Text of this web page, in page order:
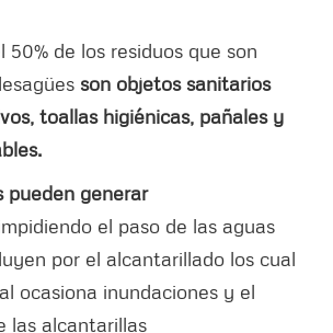
50% de los residuos que son
son objetos sanitarios
toallas higiénicas, pañales y
pueden generar
el paso de las aguas
por el alcantarillado los cual
ocasiona inundaciones y el
las alcantarillas